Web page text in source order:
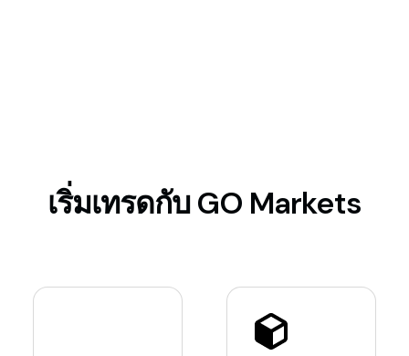
เริ่มเทรดกับ GO Markets